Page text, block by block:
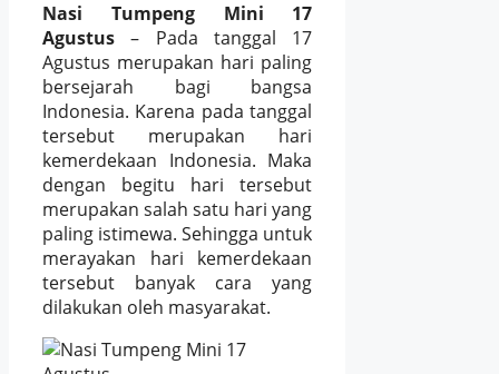
Nasi Tumpeng Mini 17
Agustus – Pada tanggal 17
Agustus merupakan hari paling
bersejarah bagi bangsa
Indonesia. Karena pada tanggal
tersebut merupakan hari
kemerdekaan Indonesia. Maka
dengan begitu hari tersebut
merupakan salah satu hari yang
paling istimewa. Sehingga untuk
merayakan hari kemerdekaan
tersebut banyak cara yang
dilakukan oleh masyarakat.